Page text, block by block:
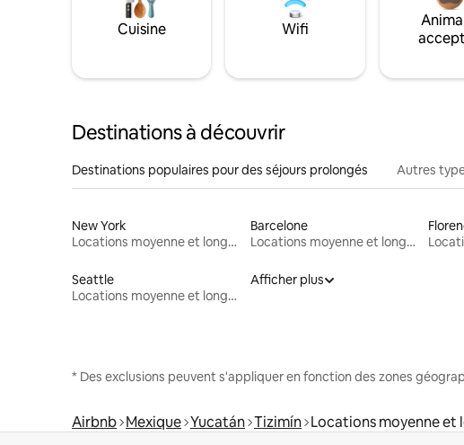
Cuisine Wifi
Destinations à découvrir
Destinations populaires pour des séjours prolongés Autres
New York
Locations moyenne et longue durée
Barcelone
Locations moyenne et longue durée
Seattle
Locations moyenne et longue durée
Afficher plus
* Des exclusions peuvent s'appliquer en fonction des zones
Airbnb Mexique Yucatán Tizimín Locations moyenne et